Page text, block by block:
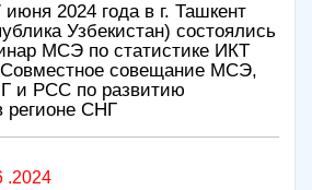
июня 2024 года в г. Ташкент
Узбекистан) состоялись
МСЭ по статистике ИКТ
совещание МСЭ,
и РСС по развитию
регионе СНГ
.2024